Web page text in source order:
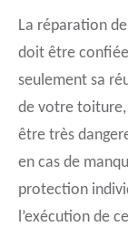
La réparation
doit être
seulement sa
de votre toiture,
être très
en cas de
protection
l’exécution de